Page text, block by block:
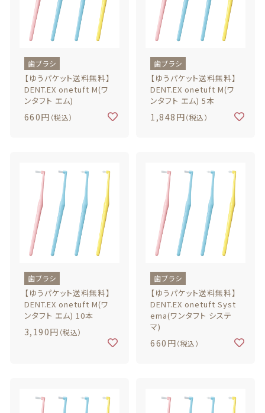
歯ブラシ
【ゆうパケット送料無料】
DENT.EX onetuft M(ワ
ンタフト エム)
660円 （税込）
歯ブラシ
【ゆうパケット送料無料】
DENT.EX onetuft M(ワ
ンタフト エム) 5本
1,848円（税込）
歯ブラシ
【ゆうパケット送料無料】
DENT.EX onetuft M(ワ
ンタフト エム) 10本
3,190円 （税込）
歯ブラシ
【ゆうパケット送料無料】
DENT.EX onetuft Syst
ema(ワンタフト システ
マ)
660円（税込）